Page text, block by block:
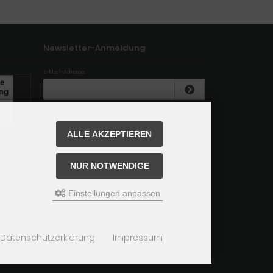
Newsletter-Anmeldung
E-Mail-Adresse:
ALLE AKZEPTIEREN
NUR NOTWENDIGE
Einstellungen anpassen
Datenschutzerklärung Impressum